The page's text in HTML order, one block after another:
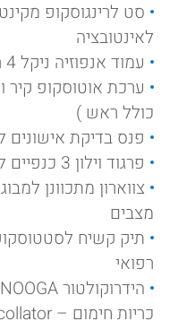
לאינטובציה
עמוד אנפוזיה ניקל 4 ראשיים 5 גלגלים
ערכת אוטוסקופ קיר
כולל ראש )
פנס בדיקת אישונים
פרגוד וילון 3 כנפיים לפרטיות מטופלים
מצבים
תיק קשיח
רפואי